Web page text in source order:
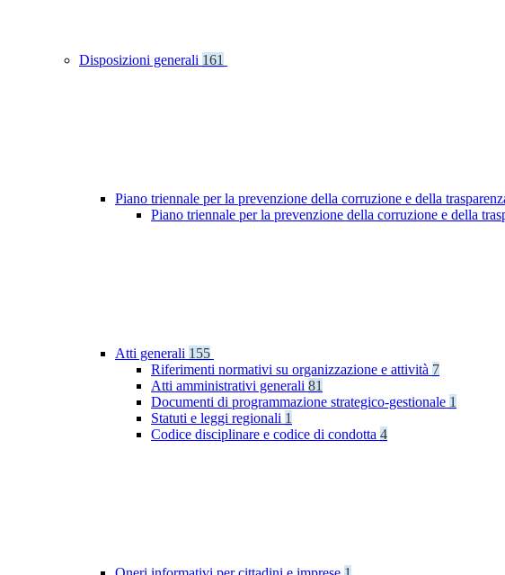
Disposizioni generali 161
Piano triennale per la prevenzione della corruzione e della
Piano triennale per la prevenzione della corruzione e della
Atti generali 155
Riferimenti normativi su organizzazione e attività 7
Atti amministrativi generali 81
Documenti di programmazione strategico-gestionale 1
Statuti e leggi regionali 1
Codice disciplinare e codice di condotta 4